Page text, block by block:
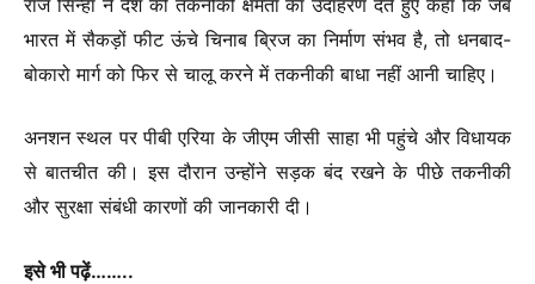
भारत में सैकड़ों फीट ऊंचे चिनाब ब्रिज का निर्माण संभव है, तो धनबाद-
बोकारो मार्ग को फिर से चालू करने में तकनीकी बाधा नहीं आनी चाहिए।
अनशन स्थल पर पीबी एरिया के जीएम जीसी साहा भी पहुंचे और विधायक
से बातचीत की। इस दौरान उन्होंने सड़क बंद रखने के पीछे तकनीकी
और सुरक्षा संबंधी कारणों की जानकारी दी।
इसे भी पढ़ें……..